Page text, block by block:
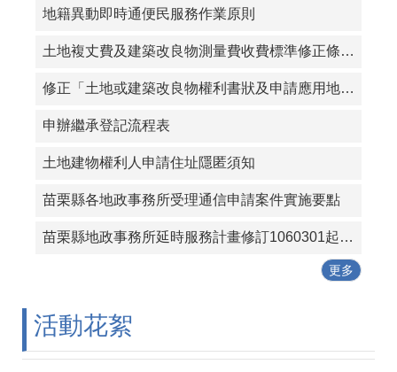
地籍異動即時通便民服務作業原則
土地複丈費及建築改良物測量費收費標準修正條文(條文及附表)
修正「土地或建築改良物權利書狀及申請應用地籍資料規費收費標準」第二條附表
申辦繼承登記流程表
土地建物權利人申請住址隱匿須知
苗栗縣各地政事務所受理通信申請案件實施要點
苗栗縣地政事務所延時服務計畫修訂1060301起實施
更多
活動花絮